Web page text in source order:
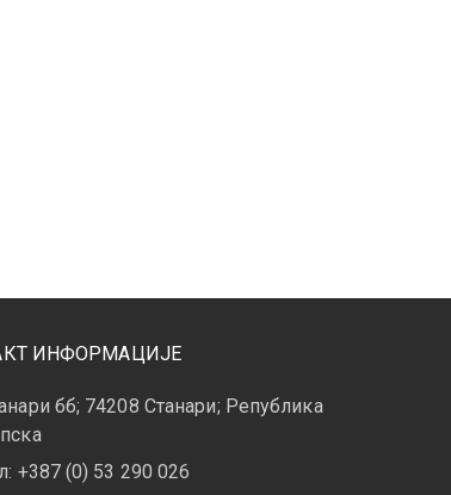
ИНФОРМАЦИЈЕ
бб; 74208 Станари; Република
+387 (0) 53 290 026